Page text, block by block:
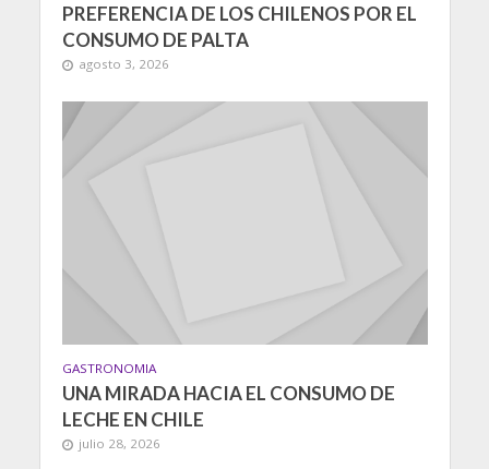
PREFERENCIA DE LOS CHILENOS POR EL
CONSUMO DE PALTA
agosto 3, 2026
GASTRONOMIA
UNA MIRADA HACIA EL CONSUMO DE
LECHE EN CHILE
julio 28, 2026